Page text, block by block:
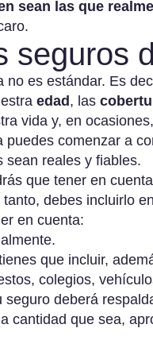
sean las que
seguros
no es estándar. Es
edad , las
vida y, en
puedes comenzar a
sean reales y fiables.
que tener en
debes incluirlo
en cuenta:
que incluir,
colegios,
seguro deberá
cantidad que sea,